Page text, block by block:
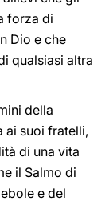
forza di
Dio e che
qualsiasi altra
della
ai suoi fratelli,
di una vita
il Salmo di
e del